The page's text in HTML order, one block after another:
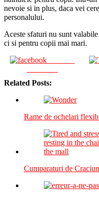
nevoie si in plus, daca vei
personalului.
Aceste sfaturi nu sunt
ci si pentru copii mai mari.
Related Posts:
Rame de ochelari
Cumparaturi de